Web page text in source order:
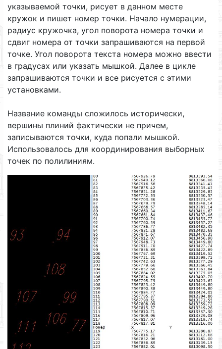
указываемой точки, рисует в данном месте
кружок и пишет номер точки. Начало нумерации,
радиус кружочка, угол поворота номера точки и
сдвиг номера от точки запрашиваются на первой
точке. Угол поворота текста номера можно ввести
в градусах или указать мышкой. Далее в цикле
запрашиваются точки и все рисуется с этими
установками.
Название команды сложилось исторически,
вершины плиний фактически не причем,
записываются точки, куда попали мышкой.
Использовалось для координирования выборных
точек по полилиниям.